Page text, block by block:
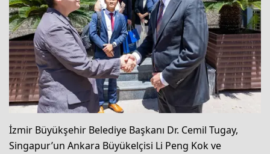
İzmir Büyükşehir Belediye Başkanı Dr. Cemil Tugay,
Singapur’un Ankara Büyükelçisi Li Peng Kok ve